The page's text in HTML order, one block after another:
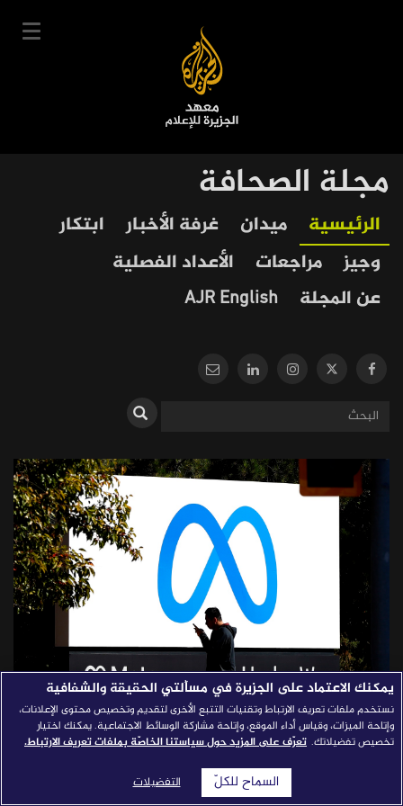
User
account
menu
Main
navigation
دوراتنا
جدول الدورات
مجلة الصحافة
إصداراتنا
معارف إعلامية
شركاؤنا
للتواصل
استفسارات
مجلة الصحافة
Our
Journalism
الرئيسية ميدان غرفة الأخبار
ابتكار
وجيز
مراجعات
الأعداد الفصلية
عن المجلة
AJR English
"ميتافيرس".. الصحافة تكتشف "هذا
الشيء الجديد اللامع"
يمكنك الاعتماد على الجزيرة في مسألتي الحقيقة والشفافية
نستخدم ملفات تعريف الارتباط وتقنيات التتبع الأخرى لتقديم وتخصيص محتوى الإعلانات،
وإتاحة الميزات، وقياس أداء الموقع، وإتاحة مشاركة الوسائط الاجتماعية. يمكنك اختيار
تخصيص تفضيلاتك. تعرّف على المزيد حول سياستنا الخاصّة بملفات تعريف الارتباط.
التفضيلات السماح للكلّ